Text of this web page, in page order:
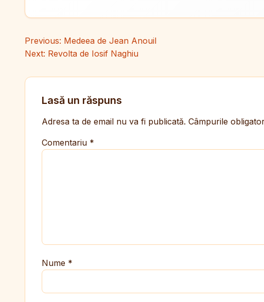
Navigare în articole
Previous: Medeea de Jean Anouil
Next: Revolta de Iosif Naghiu
Lasă un răspuns
Adresa ta de email nu va fi publicată. Câmpurile
Comentariu *
Nume *